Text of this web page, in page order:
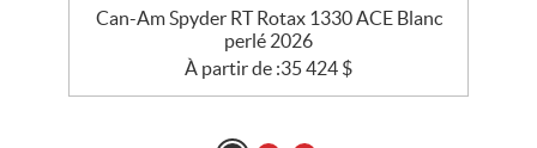
Can-Am Spyder RT Rotax 1330 ACE Blanc
perlé 2026
À partir de :35 424 $